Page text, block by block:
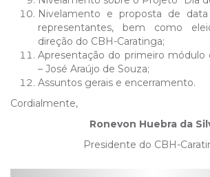
Nivelamento e proposta de
representantes, bem como
direção do CBH-Caratinga;
Apresentação do primeiro módulo
– José Araújo de Souza;
Assuntos gerais e encerramento.
Cordialmente,
Ronevon Huebra da
Presidente do CBH-